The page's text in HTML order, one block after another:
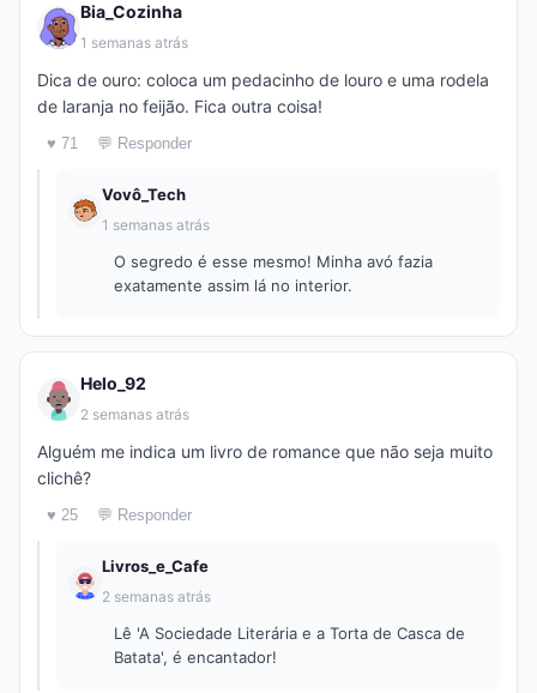
Bia_Cozinha
1 semanas atrás
Dica de ouro: coloca um pedacinho de louro e uma rodela
de laranja no feijão. Fica outra coisa!
♥ 71 💬 Responder
Vovô_Tech
1 semanas atrás
O segredo é esse mesmo! Minha avó fazia
exatamente assim lá no interior.
Helo_92
2 semanas atrás
Alguém me indica um livro de romance que não seja muito
clichê?
♥ 25 💬 Responder
Livros_e_Cafe
2 semanas atrás
Lê 'A Sociedade Literária e a Torta de Casca de
Batata', é encantador!